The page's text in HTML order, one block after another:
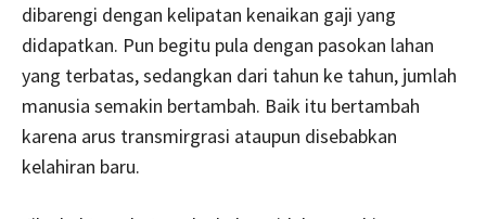
dibarengi dengan kelipatan kenaikan gaji yang
didapatkan. Pun begitu pula dengan pasokan lahan
yang terbatas, sedangkan dari tahun ke tahun, jumlah
manusia semakin bertambah. Baik itu bertambah
karena arus transmirgrasi ataupun disebabkan
kelahiran baru.